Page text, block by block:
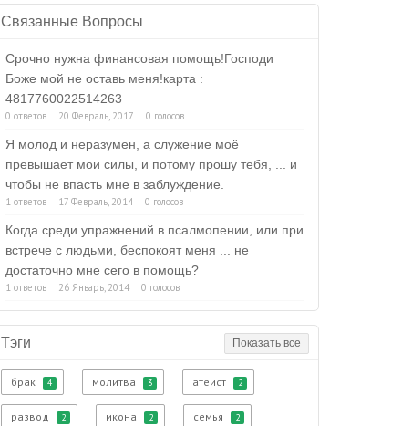
Связанные Вопросы
Срочно нужна финансовая помощь!Господи
Боже мой не оставь меня!карта :
4817760022514263
0 ответов 20 Февраль, 2017 0 голосов
Я молод и неразумен, а служение моё
превышает мои силы, и потому прошу тебя, ... и
чтобы не впасть мне в заблуждение.
1 ответов 17 Февраль, 2014 0 голосов
Когда среди упражнений в псалмопении, или при
встрече с людьми, беспокоят меня ... не
достаточно мне сего в помощь?
1 ответов 26 Январь, 2014 0 голосов
Тэги Показать все
брак 4 молитва 3 атеист 2
развод 2 икона 2 семья 2